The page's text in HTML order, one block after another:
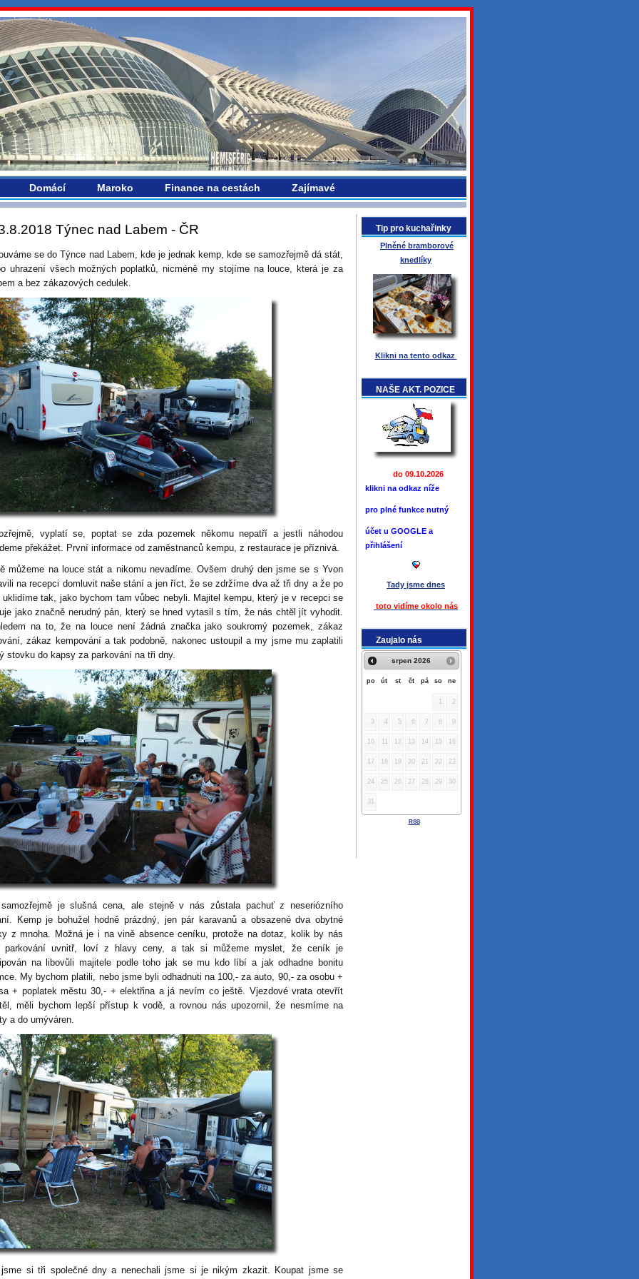
Domácí Maroko Finance na cestách Zajímavé
Tip pro kuchařinky
Plněné bramborové
knedlíky
Klikni na tento odkaz
NAŠE AKT. POZICE
do 09.10.2026
klikni na odkaz níže
pro plné funkce nutný
účet u GOOGLE a
přihlášení
Tady jsme dnes
toto vidíme okolo nás
Zaujalo nás
srpen 2026
po út st čt pá so ne
1 2
3 4 5 6 7 8 9
10 11 12 13 14 15 16
17 18 19 20 21 22 23
24 25 26 27 28 29 30
31
RSS
Týnec nad Labem - ČR
se do Týnce nad Labem, kde je jednak kemp, kde se samozřejmě dá stát,
uhrazení všech možných poplatků, nicméně my stojíme na louce, která je za
a bez zákazových cedulek.
vyplatí se, poptat se zda pozemek někomu nepatří a jestli náhodou
překážet. První informace od zaměstnanců kempu, z restaurace je příznivá.
můžeme na louce stát a nikomu nevadíme. Ovšem druhý den jsme se s Yvon
na recepci domluvit naše stání a jen říct, že se zdržíme dva až tři dny a že po
uklidíme tak, jako bychom tam vůbec nebyli. Majitel kempu, který je v recepci se
jako značně nerudný pán, který se hned vytasil s tím, že nás chtěl jít vyhodit.
na to, že na louce není žádná značka jako soukromý pozemek, zákaz
zákaz kempování a tak podobně, nakonec ustoupil a my jsme mu zaplatili
stovku do kapsy za parkování na tři dny.
je slušná cena, ale stejně v nás zůstala pachuť z neseriózního
Kemp je bohužel hodně prázdný, jen pár karavanů a obsazené dva obytné
z mnoha. Možná je i na vině absence ceníku, protože na dotaz, kolik by nás
parkování uvnitř, loví z hlavy ceny, a tak si můžeme myslet, že ceník je
na libovůli majitele podle toho jak se mu kdo líbí a jak odhadne bonitu
My bychom platili, nebo jsme byli odhadnuti na 100,- za auto, 90,- za osobu +
+ poplatek městu 30,- + elektřina a já nevím co ještě. Vjezdové vrata otevřít
měli bychom lepší přístup k vodě, a rovnou nás upozornil, že nesmíme na
a do umýváren.
si tři společné dny a nenechali jsme si je nikým zkazit. Koupat jsme se